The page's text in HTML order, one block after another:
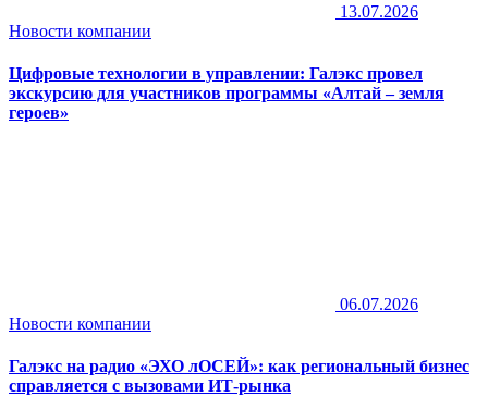
13.07.2026
Новости компании
Цифровые технологии в управлении: Галэкс провел
экскурсию для участников программы «Алтай – земля
героев»
06.07.2026
Новости компании
Галэкс на радио «ЭХО лОСЕЙ»: как региональный бизнес
справляется с вызовами ИТ-рынка